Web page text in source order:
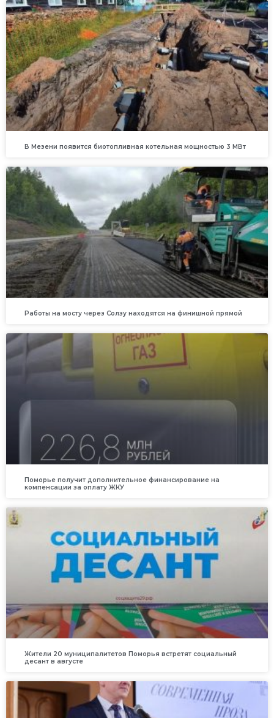
В Мезени появится биотопливная котельная мощностью 3 МВт
Работы на мосту через Солзу находятся на финишной прямой
Поморье получит дополнительное финансирование на
компенсации за оплату ЖКУ
Жители 20 муниципалитетов Поморья встретят социальный
десант в августе